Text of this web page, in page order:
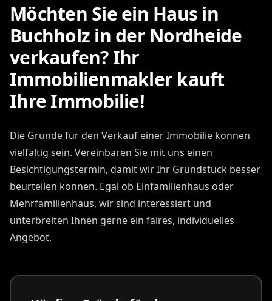
Möchten Sie ein Haus in
Buchholz in der Nordheide
verkaufen? Ihr
Immobilienmakler kauft
Ihre Immobilie!
Die Gründe für den Verkauf einer Immobilie können
vielfältig sein. Vereinbaren Sie mit uns einen
Besichtigungstermin, damit wir Ihr Grundstück besser
beurteilen können. Egal ob Einfamilienhaus oder
Mehrfamilienhaus, wir sind interessiert und
unterbreiten Ihnen gerne ein faires, individuelles
Angebot.